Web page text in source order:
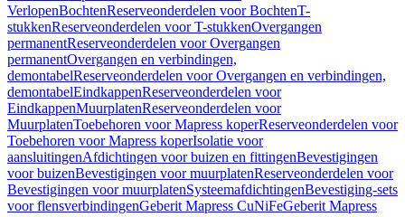
VerlopenBochtenReserveonderdelen voor BochtenT-
stukkenReserveonderdelen voor T-stukkenOvergangen
permanentReserveonderdelen voor Overgangen
permanentOvergangen en verbindingen,
demontabelReserveonderdelen voor Overgangen en verbindingen,
demontabelEindkappenReserveonderdelen voor
EindkappenMuurplatenReserveonderdelen voor
MuurplatenToebehoren voor Mapress koperReserveonderdelen voor
Toebehoren voor Mapress koperIsolatie voor
aansluitingenAfdichtingen voor buizen en fittingenBevestigingen
voor buizenBevestigingen voor muurplatenReserveonderdelen voor
Bevestigingen voor muurplatenSysteemafdichtingenBevestiging-sets
voor flensverbindingenGeberit Mapress CuNiFeGeberit Mapress